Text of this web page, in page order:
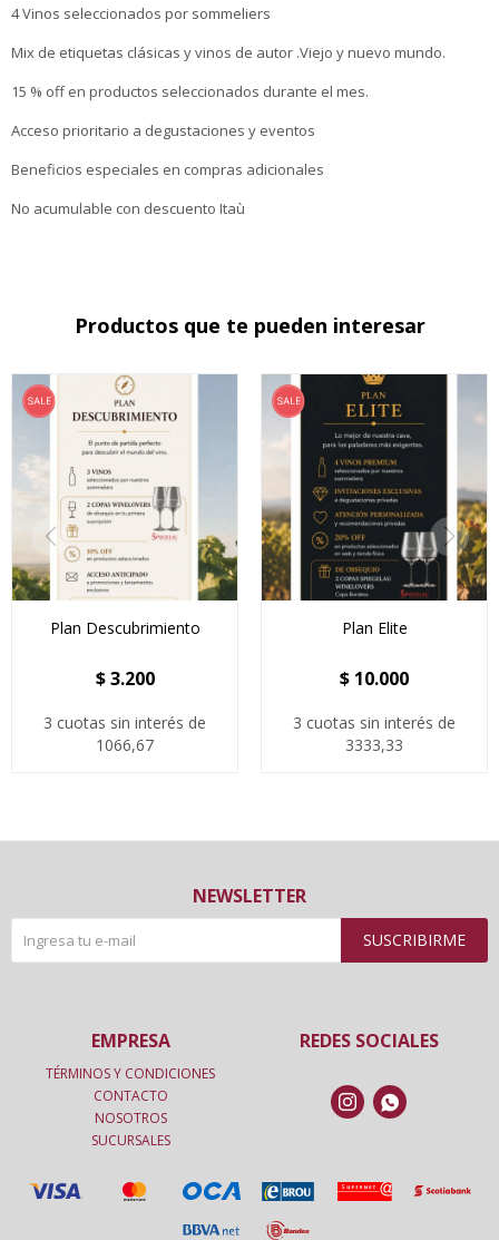
4 Vinos seleccionados por sommeliers
Mix de etiquetas clásicas y vinos de autor .Viejo y nuevo mundo.
15 % off en productos seleccionados durante el mes.
Acceso prioritario a degustaciones y eventos
Beneficios especiales en compras adicionales
No acumulable con descuento Itaù
Productos que te pueden interesar
Plan Descubrimiento
$ 3.200
3 cuotas sin interés de
1066,67
Plan Elite
$ 10.000
3 cuotas sin interés de
3333,33
NEWSLETTER
SUSCRIBIRME
REDES SOCIALES
 
EMPRESA
TÉRMINOS Y CONDICIONES
CONTACTO
NOSOTROS
SUCURSALES